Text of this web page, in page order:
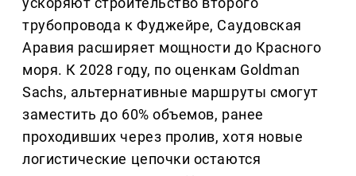
трубопровода к Фуджейре, Саудовская
Аравия расширяет мощности до Красного
моря. К 2028 году, по оценкам Goldman
Sachs, альтернативные маршруты смогут
заместить до 60% объемов, ранее
проходивших через пролив, хотя новые
логистические цепочки остаются